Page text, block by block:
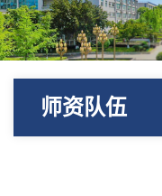
师资队伍